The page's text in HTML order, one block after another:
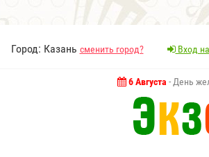
Город: Казань сменить город? Вход
6 Августа - День